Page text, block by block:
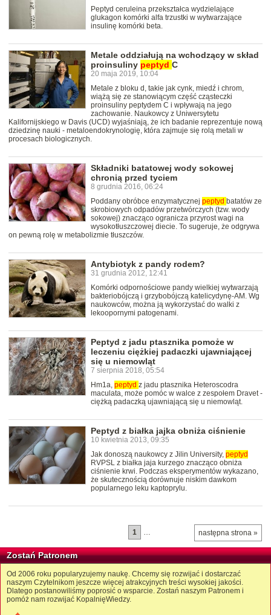
Peptyd ceruleina przekształca wydzielające
glukagon komórki alfa trzustki w wytwarzające
insulinę komórki beta.
Metale oddziałują na wchodzący w skład
proinsuliny peptyd C
20 maja 2019, 10:04
Metale z bloku d, takie jak cynk, miedź i chrom,
wiążą się ze stanowiącym część cząsteczki
proinsuliny peptydem C i wpływają na jego
zachowanie. Naukowcy z Uniwersytetu
Kalifornijskiego w Davis (UCD) wyjaśniają, że ich badanie reprezentuje nową
dziedzinę nauki - metaloendokrynologię, która zajmuje się rolą metali w
procesach biologicznych.
Składniki batatowej wody sokowej
chronią przed tyciem
8 grudnia 2016, 06:24
Poddany obróbce enzymatycznej peptyd batatów ze
skrobiowych odpadów przetwórczych (tzw. wody
sokowej) znacząco ogranicza przyrost wagi na
wysokotłuszczowej diecie. To sugeruje, że odgrywa
on pewną rolę w metabolizmie tłuszczów.
Antybiotyk z pandy rodem?
31 grudnia 2012, 12:41
Komórki odpornościowe pandy wielkiej wytwarzają
bakteriobójczą i grzybobójczą katelicydynę-AM. Wg
naukowców, można ją wykorzystać do walki z
lekoopornymi patogenami.
Peptyd z jadu ptasznika pomoże w
leczeniu ciężkiej padaczki ujawniającej
się u niemowląt
7 sierpnia 2018, 05:54
Hm1a, peptyd z jadu ptasznika Heteroscodra
maculata, może pomóc w walce z zespołem Dravet -
ciężką padaczką ujawniającą się u niemowląt.
Peptyd z białka jajka obniża ciśnienie
10 kwietnia 2013, 09:35
Jak donoszą naukowcy z Jilin University, peptyd
RVPSL z białka jaja kurzego znacząco obniża
ciśnienie krwi. Podczas eksperymentów wykazano,
że skutecznością dorównuje niskim dawkom
popularnego leku kaptoprylu.
następna strona »
1 …
Zostań Patronem
Od 2006 roku popularyzujemy naukę. Chcemy się rozwijać i dostarczać
naszym Czytelnikom jeszcze więcej atrakcyjnych treści wysokiej jakości.
Dlatego postanowiliśmy poprosić o wsparcie. Zostań naszym Patronem i
pomóż nam rozwijać KopalnięWiedzy.